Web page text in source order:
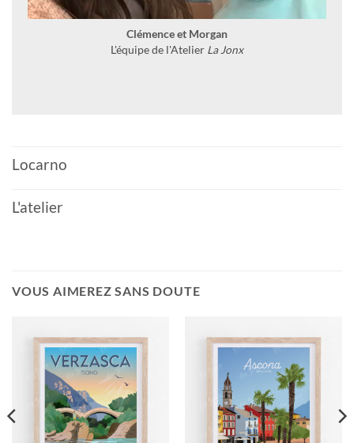
Clémence et Morgan
L'équipe de l'Atelier La Jonx
Locarno
L'atelier
VOUS AIMEREZ SANS DOUTE